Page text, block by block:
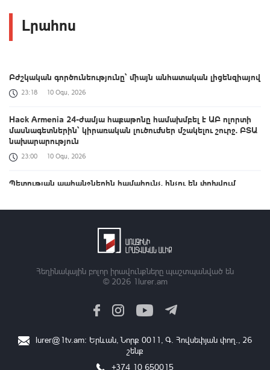
Լրահոս
Բժշկական գործունեությունը՝ միայն անհատական լիցենզիայով
23:18 10 Օգս, 2026
Hack Armenia 24-ժամյա հաքաթոնը համախմբել է ԱԲ ոլորտի
մասնագետներին՝ կիրառական լուծումներ մշակելու շուրջ. ԲՏԱ
նախարարություն
23:00 10 Օգս, 2026
Պետության պահանջներին համահունչ. ինչու են փոխվում
22:48 10 Օգս, 2026
Սրտանոթային հիվանդություններ և քաղցկեղ․ Հայաստանում
3639 վաղաժամ մահ՝ 2025-ին
Հալաբյան փողոցում շորի մեջ փաթաթված նորածին է
Հեղինակային բոլոր իրավունքները պաշտպանված են
© 2026 1lurer.am
lurer@1tv.am։ Երևան, Նորք 0011, Գ․ Հովսեփյան փող., 26
շենք
+374 10 650015